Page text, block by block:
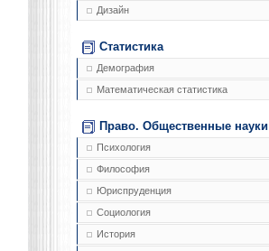
Дизайн
Статистика
Демография
Математическая статистика
Право. Общественные науки
Психология
Философия
Юриспруденция
Социология
История